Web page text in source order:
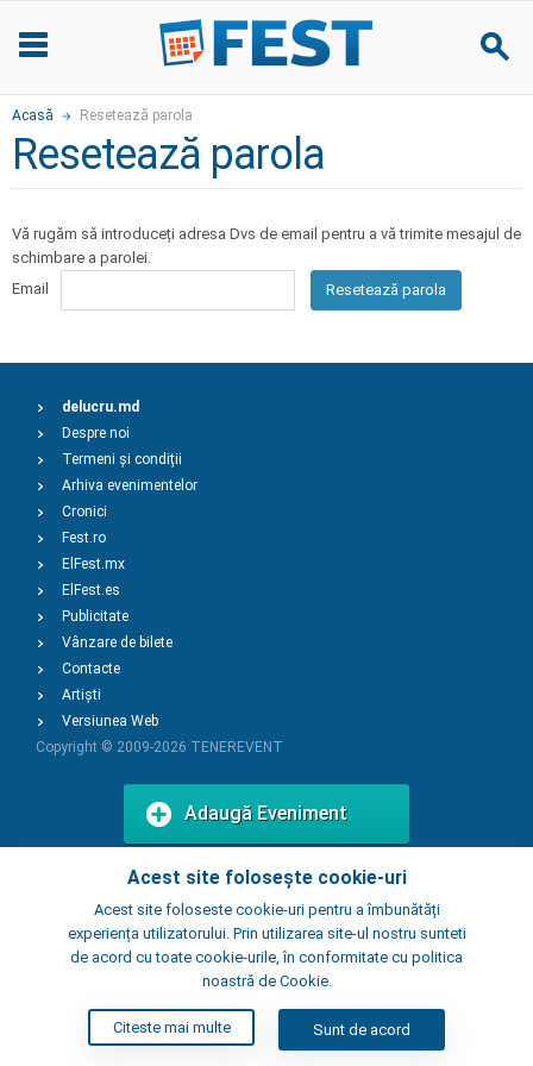
Acasă Resetează parola
Resetează parola
Vă rugăm să introduceți adresa Dvs de email pentru a vă trimite mesajul de
schimbare a parolei.
Email
Resetează parola
Acest site folosește cookie-uri
Acest site foloseste cookie-uri pentru a îmbunătăți
experiența utilizatorului. Prin utilizarea site-ul nostru sunteti
de acord cu toate cookie-urile, în conformitate cu politica
noastră de Cookie.
Citeste mai multe Sunt de acord
delucru.md
Despre noi
Termeni și condiții
Arhiva evenimentelor
Cronici
Fest.ro
ElFest.mx
ElFest.es
Publicitate
Vânzare de bilete
Contacte
Artiști
Versiunea Web
Copyright © 2009-2026 TENEREVENT
Adaugă Eveniment
Adaugă Local